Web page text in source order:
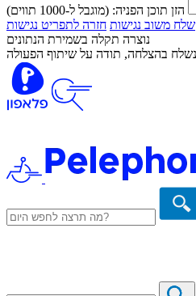
הזן תוכן הפניה: (מוגבל ל-1000 תווים)
שלח משוב נגישות חזרה לתפריט נגישות
נוצרה תקלה בשמירת הנתונים